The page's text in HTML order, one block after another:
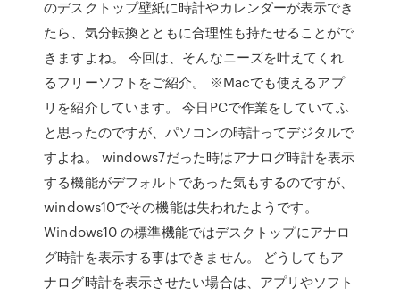
のデスクトップ壁紙に時計やカレンダーが表示でき
たら、気分転換とともに合理性も持たせることがで
きますよね。 今回は、そんなニーズを叶えてくれ
るフリーソフトをご紹介。 ※Macでも使えるアプ
リを紹介しています。 今日PCで作業をしていてふ
と思ったのですが、パソコンの時計ってデジタルで
すよね。 windows7だった時はアナログ時計を表示
する機能がデフォルトであった気もするのですが、
windows10でその機能は失われたようです。
Windows10 の標準機能ではデスクトップにアナロ
グ時計を表示する事はできません。 どうしてもア
ナログ時計を表示させたい場合は、アプリやソフト